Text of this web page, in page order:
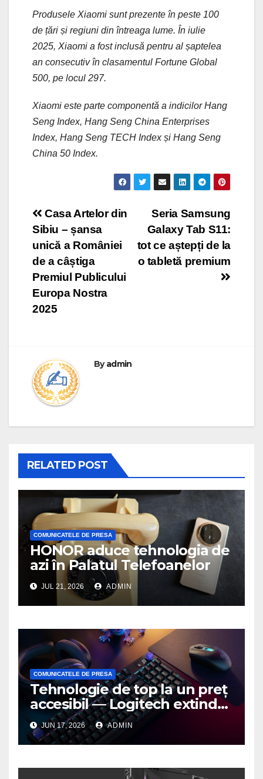
Produsele Xiaomi sunt prezente în peste 100
de țări și regiuni din întreaga lume. În iulie
2025, Xiaomi a fost inclusă pentru al șaptelea
an consecutiv în clasamentul Fortune Global
500, pe locul 297.
Xiaomi este parte componentă a indicilor Hang
Seng Index, Hang Seng China Enterprises
Index, Hang Seng TECH Index și Hang Seng
China 50 Index.
Post
navigation
Seria Samsung
Galaxy Tab S11:
tot ce aștepți de la
o tabletă premium
Casa Artelor din
Sibiu – șansa
unică a României
de a câștiga
Premiul Publicului
Europa Nostra
2025
Byadmin
RELATED POST
COMUNICATELE DE PRESA
HONOR aduce tehnologia de
azi în Palatul Telefoanelor
JUL 21, 2026 ADMIN
COMUNICATELE DE PRESA
Tehnologie de top la un preț
accesibil — Logitech extinde
seria G3 cu un nou mouse și
o nouă tastatură pentru
gaming pe PC
JUN 17, 2026 ADMIN